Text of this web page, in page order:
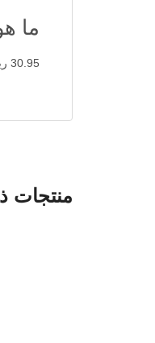
ما هو
30.95 ريال سعودي.
منتجات